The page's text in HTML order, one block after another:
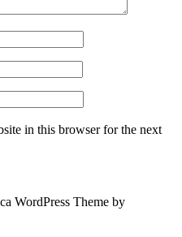
in this browser for the next
WordPress Theme by